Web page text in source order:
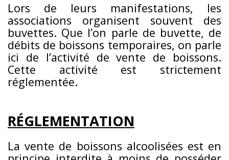
Lors de leurs manifestations, les
associations organisent souvent des
buvettes. Que l’on parle de buvette, de
débits de boissons temporaires, on parle
ici de l’activité de vente de boissons.
Cette activité est strictement
réglementée.
RÉGLEMENTATION
La vente de boissons alcoolisées est en